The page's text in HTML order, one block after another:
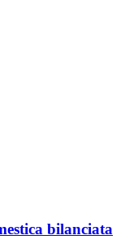
bilanciata